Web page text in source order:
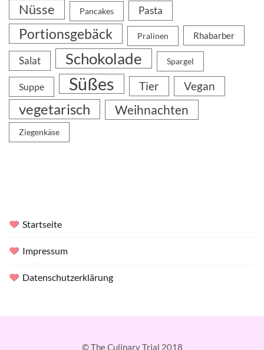
Nüsse Pancakes Pasta
Portionsgebäck Pralinen Rhabarber
Salat Schokolade Spargel
Suppe Süßes Tier Vegan
vegetarisch Weihnachten
Ziegenkäse
Startseite
Impressum
Datenschutzerklärung
© The Culinary Trial 2018